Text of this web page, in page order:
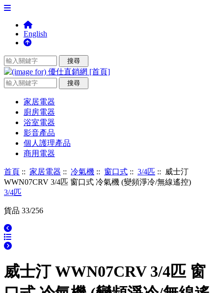
English
家居電器
廚房電器
浴室電器
影音產品
個人護理產品
商用電器
首頁 :: 家居電器 :: 冷氣機 :: 窗口式 :: 3/4匹 :: 威士汀
WWN07CRV 3/4匹 窗口式 冷氣機 (變頻淨冷/無線遙控)
3/4匹
貨品 33/256
威士汀 WWN07CRV 3/4匹 窗